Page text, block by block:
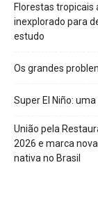
Florestas tropicais
inexplorado para
estudo
Os grandes
Super El Niño:
União pela
2026 e marca
nativa no Brasil